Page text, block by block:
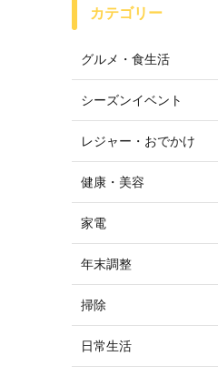
カテゴリー
グルメ・食生活
シーズンイベント
レジャー・おでかけ
健康・美容
家電
年末調整
掃除
日常生活